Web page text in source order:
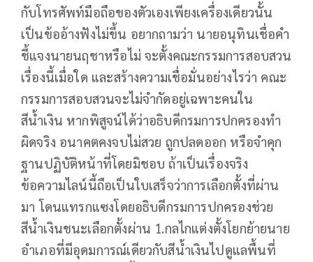
กับโทรศัพท์มือถือของตัวเองเพียงเครื่องเดียวนั้น
เป็นข้ออ้างฟังไม่ขึ้น อยากถามว่า นายอนุทินเชื่อคำ
ชี้แจงนายนฤชาหรือไม่ จะตั้งคณะกรรมการสอบสวน
เรื่องนี้เมื่อใด และสร้างความเชื่อมั่นอย่างไรว่า คณะ
กรรมการสอบสวนจะไม่จำกัดอยู่เฉพาะคนใน
สีน้ำเงิน หากพิสูจน์ได้ว่าอธิบดีกรมการปกครองทำ
ผิดจริง อนาคตคงจบไม่สวย ถูกปลดออก หรือจำคุก
ฐานปฏิบัติหน้าที่โดยมิชอบ ถ้าเป็นเรื่องจริง
ข้อความไลน์นี้ถือเป็นใบเสร็จว่าการเลือกตั้งที่ผ่าน
มา โดนแทรกแซงโดยอธิบดีกรมการปกครองช่วย
สีน้ำเงินชนะเลือกตั้งผ่าน 1.กลไกแต่งตั้งโยกย้ายนาย
อำเภอที่มีอุดมการณ์เดียวกับสีน้ำเงินไปดูแลพื้นที่